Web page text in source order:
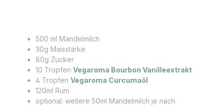
500 ml Mandelmilch
30g Maisstärke
80g Zucker
10 Tropfen Vegaroma Bourbon Vanilleextrakt
4 Tropfen Vegaroma Curcumaöl
120ml Rum
optional: weitere 50ml Mandelmilch je nach